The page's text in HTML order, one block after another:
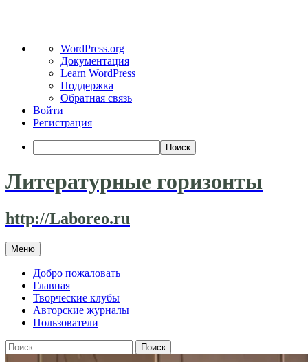
WordPress
WordPress.org
Документация
Learn WordPress
Поддержка
Обратная связь
Войти
Регистрация
Поиск
Литературные горизонты
http://Laboreo.ru
Меню Перейти
к
содержимому
Добро пожаловать
Главная
Творческие клубы
Авторские журналы
Пользователи
Найти: